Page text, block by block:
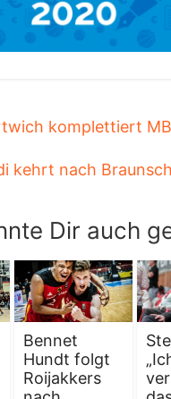
komplettiert
kehrt nach
Dir auch
Bennet
Hundt folgt
Roijakkers